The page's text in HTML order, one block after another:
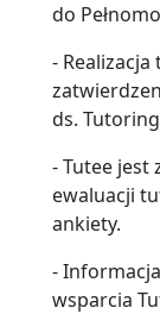
do
-
ds.
- Tutee jest
ewaluacji
ankiety.
-
wsparcia